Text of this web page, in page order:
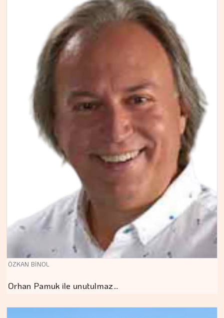
ÖZKAN BİNOL
Orhan Pamuk ile unutulmaz…